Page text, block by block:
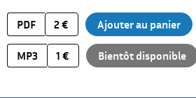
PDF 2 €
MP3 1 € Bientôt disponible